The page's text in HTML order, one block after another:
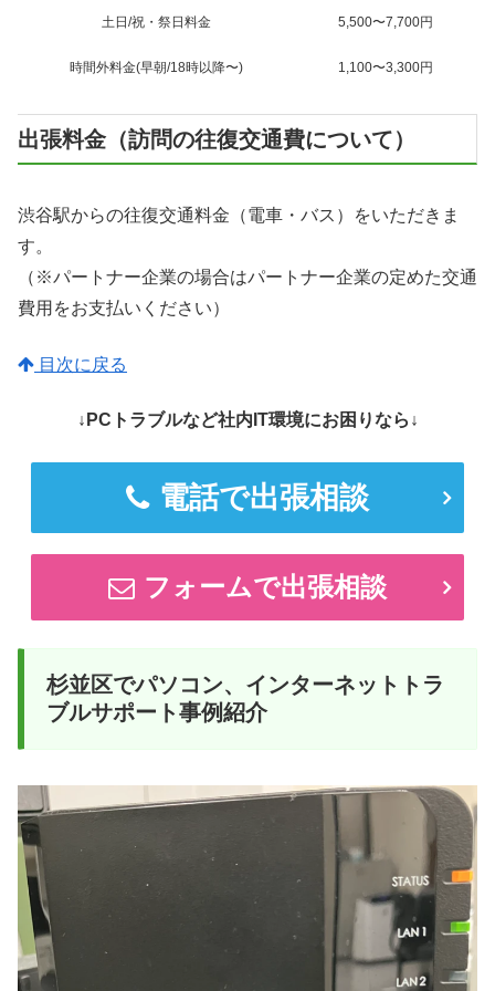
土日/祝・祭日料金 5,500〜7,700円
時間外料金(早朝/18時以降〜) 1,100〜3,300円
出張料金（訪問の往復交通費について）
渋谷駅からの往復交通料金（電車・バス）をいただきま
す。
（※パートナー企業の場合はパートナー企業の定めた交通
費用をお支払いください）
目次に戻る
↓PCトラブルなど社内IT環境にお困りなら↓
電話で出張相談
フォームで出張相談
杉並区でパソコン、インターネットトラ
ブルサポート事例紹介